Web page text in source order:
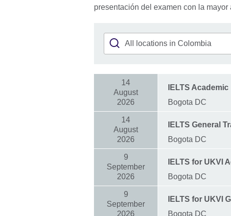
presentación del examen con la
14
August
2026
IELTS Academic
Bogota DC
14
August
2026
IELTS General
Bogota DC
9
September
2026
IELTS for UKVI
Bogota DC
9
September
2026
IELTS for UKVI
Bogota DC